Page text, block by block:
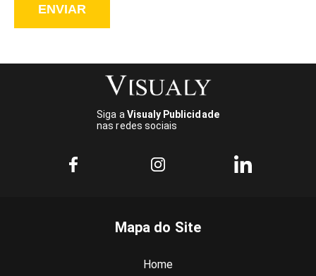
ENVIAR
Siga a Visualy Publicidade
nas redes sociais
Mapa do Site
Home